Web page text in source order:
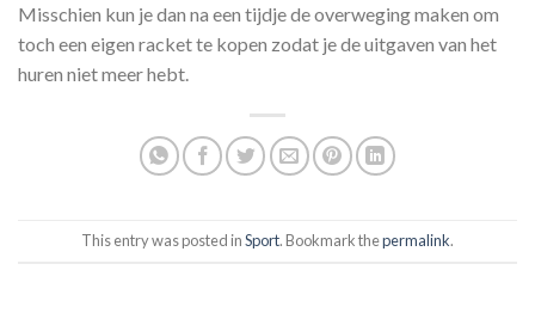
Misschien kun je dan na een tijdje de overweging maken om
toch een eigen racket te kopen zodat je de uitgaven van het
huren niet meer hebt.
This entry was posted inSport. Bookmark thepermalink.